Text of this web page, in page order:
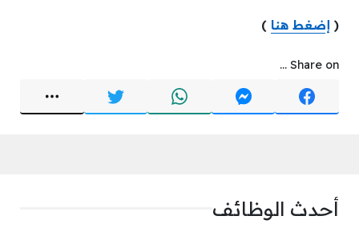
( إضغط هنا )
Share on ...
أحدث الوظائف